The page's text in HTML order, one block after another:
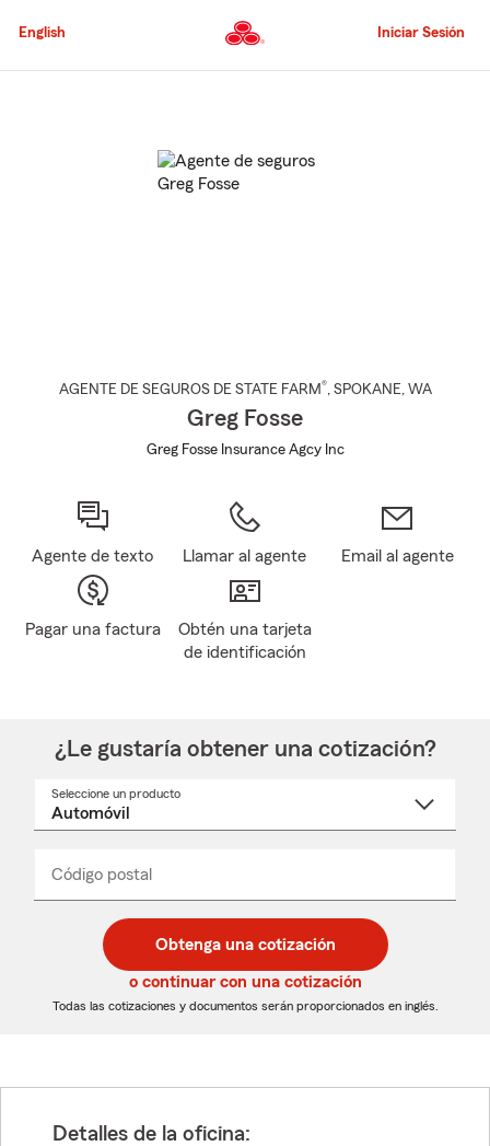
al
principal
English Iniciar Sesión
AGENTE DE SEGUROS DE STATE FARM®, SPOKANE, WA
Greg Fosse
Greg Fosse Insurance Agcy Inc
Agente de texto Llamar al agente Email al agente
Pagar una factura
Obtén una tarjeta
de identificación
¿Le gustaría obtener una cotización?
Seleccione un producto
desplegable
Código postal
de
5
dígitos
de
5
dígitos
_____
Obtenga una cotización
o continuar con una cotización
Todas las cotizaciones y documentos serán proporcionados en inglés.
Detalles de la oficina: